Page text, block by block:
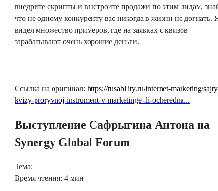
внедрите скрипты и выстроите продажи по этим лидам,
что не одному конкуренту вас никогда в жизни не догнать.
видел множество примеров, где на заявках с квизов
зарабатывают очень хорошие деньги.
Ссылка на оригинал: https://rusability.ru/internet-marketing/
kvizy-proryvnoj-instrument-v-marketinge-ili-ocheredna...
Выступление Сафрыгина Антона на
Synergy Global Forum
Тема:
Время чтения: 4 мин